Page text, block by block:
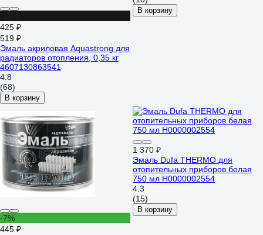
425 ₽
519 ₽
Эмаль акриловая Aquastrong для
радиаторов отопления, 0,35 кг
4607130863541
4.8
(68)
В корзину
В корзину
-7%
445 ₽
1 370 ₽
Эмаль Dufa THERMO для
отопительных приборов белая
750 мл Н0000002554
4.3
(15)
В корзину